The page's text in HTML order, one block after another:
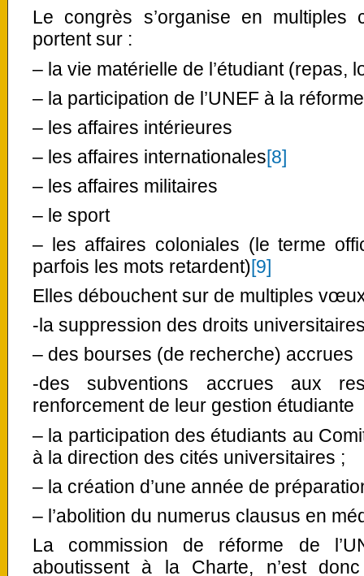
Le congrès s’organise en multiples
portent sur :
– la vie matérielle de l’étudiant (repas,
– la participation de l’UNEF à la
– les affaires intérieures
– les affaires internationales[8]
– les affaires militaires
– le sport
– les affaires coloniales (le terme
parfois les mots retardent)[9]
Elles débouchent sur de multiples
-la suppression des droits
– des bourses (de recherche) accrues
-des subventions accrues aux
renforcement de leur gestion étudiante
– la participation des étudiants au
à la direction des cités universitaires ;
– la création d’une année de
– l’abolition du numerus clausus en
La commission de réforme de
aboutissent à la Charte, n’est